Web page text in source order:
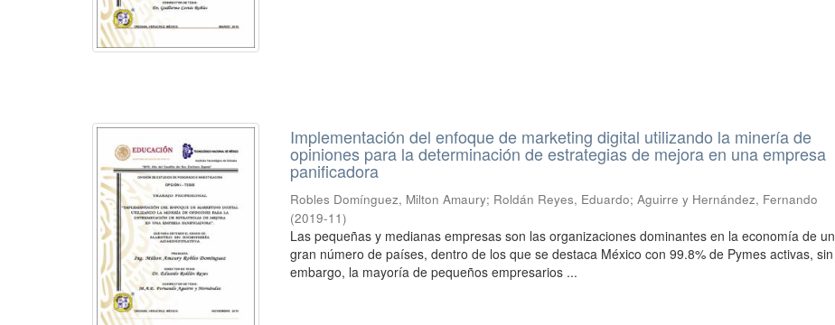
Implementación del enfoque de marketing digital utilizando la minería de
opiniones para la determinación de estrategias de mejora en una empresa
panificadora
Robles Domínguez, Milton Amaury; Roldán Reyes, Eduardo;Aguirre y Hernández, Fernando
(2019-11)
Las pequeñas y medianas empresas son las organizaciones dominantes en la economía de un
gran número de países, dentro de los que se destaca México con 99.8% de Pymes activas, sin
embargo, la mayoría de pequeños empresarios ...